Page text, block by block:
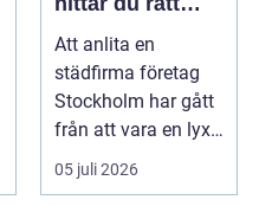
hjälp för hem
och företag
Att anlita en
städfirma företag
Stockholm har gått
från att vara en lyx
till a...
05 juli 2026